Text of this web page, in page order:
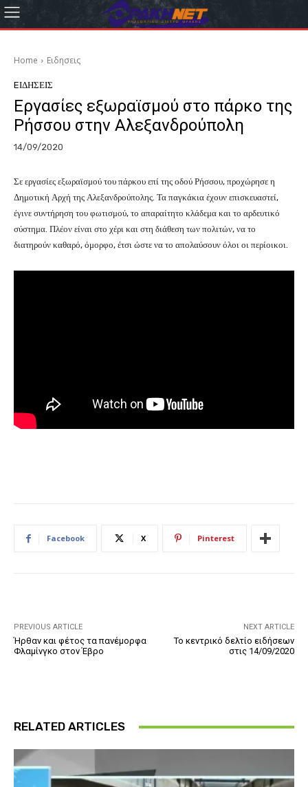
Home Eιδησεις
EΙΔΗΣΕΙΣ
Εργασίες εξωραϊσμού στο πάρκο της
Ρήσσου στην Αλεξανδρούπολη
14/09/2020
Σε εργασίες εξωραϊσμού του πάρκου επί της οδού Ρήσσου, προχώρησε η
Δημοτική Αρχή της Αλεξανδρούπολης. Τα παγκάκια έχουν επισκευαστεί,
έγινε συντήρηση του φωτισμού, το απαραίτητο κλάδεμα και το αρδευτικό
σύστημα. Πλέον είναι στο χέρι και στη διάθεση των πολιτών, να το
διατηρούν καθαρό, όμορφο, έτσι ώστε να το απολαύσουν όλοι οι περίοικοι.
Facebook X Pinterest
PREVIOUS ARTICLE
Ήρθαν και φέτος τα πανέμορφα
Φλαμίνγκο στον Έβρο
NEXT ARTICLE
Το κεντρικό δελτίο ειδήσεων
στις 14/09/2020
RELATED ARTICLES